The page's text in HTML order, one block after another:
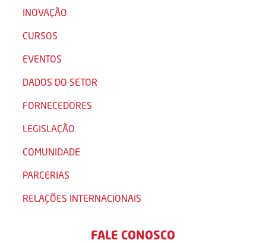
INOVAÇÃO
CURSOS
EVENTOS
DADOS DO SETOR
FORNECEDORES
LEGISLAÇÃO
COMUNIDADE
PARCERIAS
RELAÇÕES INTERNACIONAIS
FALE CONOSCO